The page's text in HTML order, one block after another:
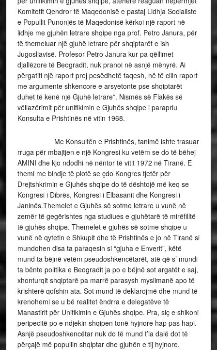
Komitetit Qendror të Maqedonisë e pastaj Lidhja Socialiste
e Popullit Punonjës të Maqedonisë kërkoi një raport në
lidhje me gjuhën letrare shqipe nga prof. Petro Janura, për
të themeluar një gjuhë letrare për shqiptarët e ish
Jugosllavisë. Profesor Petro Janura kur pa qëllimet
djallëzore të Beogradit, nuk pranoi në asnjë mënyrë. Ai
përgatiti një raport prej pesëdhetë faqesh, në të cilin raport
me argumente shkencore e arsyetonte pse shqiptarët
duhet të kenë një Gjuhë letrare”. Nismës së Flakës së
vëllazërimit për unifikimin e Gjuhës shqipe i parapriu
Konsulta e Prishtinës në vitin 1968.
Me Konsultën e Prishtinës, tanimë ishte trasuar
rruga për mbajtjen e një Kongresi ku vetëm se do të bëhej
AMINI dhe kjo ndodhi në nëntor të vitit 1972 në Tiranë. E
themi me bindje të plotë se çdo Kongres tjetër për
Drejtshkrimin e Gjuhës shqipe do të dështojë më keq se
Kongresi i Dibrës, Kongresi i Elbasanit dhe Kongresi i
Janinës.Themelet e Gjuhës së sotme letrare u vunë në
zemër të gegërishtes nga studiues e gjuhëtarë të mirëfilltë
të gjuhës shqipe. Themelet e gjuhës së sotme shqipe u
vunë në qytetin e Shkupit dhe të Prishtinës e jo në Tiranë si
mundohen disa ta paraqesin si “gjuha e Enverit”, këtë
mund ta bëjnë vetëm pseudoshkencëtarët, atë që s’ mundi
ta bënte politika e Beogradit ja po e bëjnë sot argatët e saj,
xhonturqit shqiptarë pa marrë parasysh myslimanë apo të
krishterë qofshin ata. Sot mund të deklarojmë dhe mund të
krenohemi se u bë realitet ëndrra e delegatëve të
Manastirit për Unifikimin e Gjuhës shqipe. Pra, siç e shikoni
peripecitë po e ndjekin shqipen tonë hyjnore hap pas hapi.
Asnjë pseudoshkencëtar nuk do të mund t’ia dalë dot të
përçajë më popullin shqiptar dhe gjuhën e tij hyjnore.